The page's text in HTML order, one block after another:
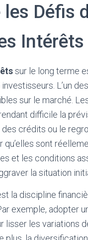
Défis
Intérêts
sur le long terme
L’un
sur le marché.
difficile la
crédits ou le
qu’elles sont
et les conditions
la situation
la discipline
exemple, adopter
lisser les variations